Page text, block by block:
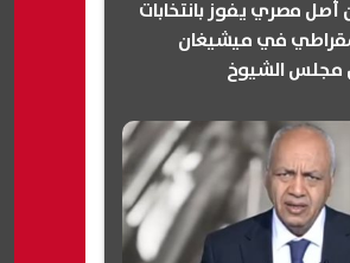
مصري يفوز بانتخابات
في ميشيغان
مجلس الشيوخ